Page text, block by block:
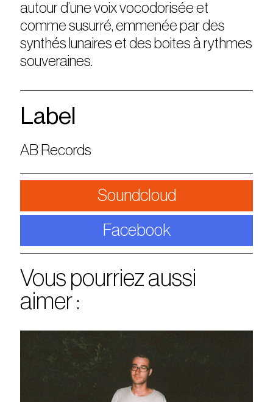
autour d’une voix vocodorisée et
comme susurré, emmenée par des
synthés lunaires et des boites à rythmes
souveraines.
Label
AB Records
Soundcloud
Facebook
Vous pourriez aussi
aimer :